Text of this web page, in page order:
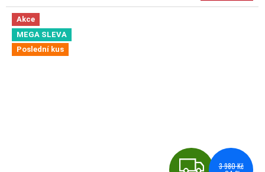
Akce
MEGA SLEVA
Poslední kus
3 980 Kč